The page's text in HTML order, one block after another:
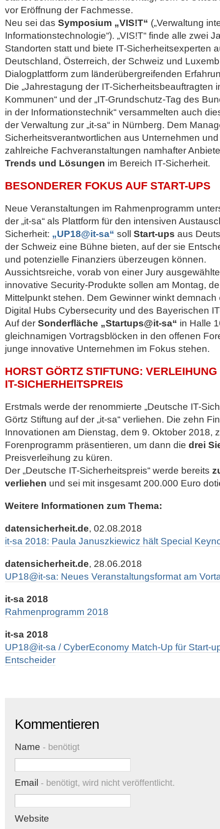
vor Eröffnung der Fachmesse.
Neu sei das Symposium „VIS!T“ („Verwaltung
Informationstechnologie“). „VIS!T“ finde alle zwei
Standorten statt und biete IT-Sicherheitsexperten
Deutschland, Österreich, der Schweiz und
Dialogplattform zum länderübergreifenden
Die „Jahrestagung der IT-Sicherheitsbeauftragten
Kommunen“ und der „IT-Grundschutz-Tag des
in der Informationstechnik“ versammelten auch
der Verwaltung zur „it-sa“ in Nürnberg. Dem
Sicherheitsverantwortlichen aus Unternehmen
zahlreiche Fachveranstaltungen namhafter
Trends und Lösungen im Bereich IT-Sicherheit.
BESONDERER FOKUS AUF START-UPS
Neue Veranstaltungen im Rahmenprogramm
der „it-sa“ als Plattform für den intensiven
Sicherheit: „UP18@it-sa“ soll Start-ups aus
der Schweiz eine Bühne bieten, auf der sie
und potenzielle Finanziers überzeugen können.
Aussichtsreiche, vorab von einer Jury
innovative Security-Produkte sollen am Montag,
Mittelpunkt stehen. Dem Gewinner winkt
Digital Hubs Cybersecurity und des Bayerischen
Auf der Sonderfläche „Startups@it-sa“ in Halle
gleichnamigen Vortragsblöcken in den offenen
junge innovative Unternehmen im Fokus stehen.
HORST GÖRTZ STIFTUNG:
IT-SICHERHEITSPREIS
Erstmals werde der renommierte „Deutsche IT-
Görtz Stiftung auf der „it-sa“ verliehen. Die zehn
Innovationen am Dienstag, dem 9. Oktober 2018,
Forenprogramm präsentieren, um dann die drei
Preisverleihung zu küren.
Der „Deutsche IT-Sicherheitspreis“ werde bereits
verliehen und sei mit insgesamt 200.000 Euro
Weitere Informationen zum Thema:
datensicherheit.de, 02.08.2018
it-sa 2018: Paula Januszkiewicz hält Special
datensicherheit.de, 28.06.2018
UP18@it-sa: Neues Veranstaltungsformat am
it-sa 2018
Rahmenprogramm 2018
it-sa 2018
UP18@it-sa / CyberEconomy Match-Up für Start-
Entscheider
Kommentieren
Name - benötigt
Email - benötigt, wird nicht veröffentlicht.
Website